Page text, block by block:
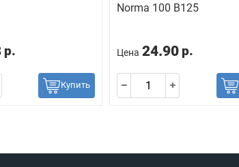
р.
Купить
Norma 100 B125
Цена 24.90 р.